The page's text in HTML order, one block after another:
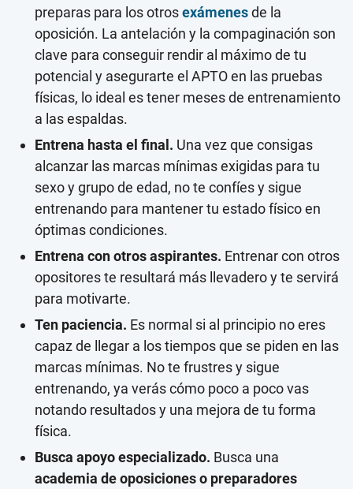
preparas para los otrosexámenesde la
oposición. La antelación y la compaginación son
clave para conseguir rendir al máximo de tu
potencial y asegurarte el APTO en las pruebas
físicas, lo ideal es tener meses de entrenamiento
a las espaldas.
Entrena hasta el final. Una vez que consigas
alcanzar las marcas mínimas exigidas para tu
sexo y grupo de edad, no te confíes y sigue
entrenando para mantener tu estado físico en
óptimas condiciones.
Entrena con otros aspirantes. Entrenar con otros
opositores te resultará más llevadero y te servirá
para motivarte.
Ten paciencia. Es normal si al principio no eres
capaz de llegar a los tiempos que se piden en las
marcas mínimas. No te frustres y sigue
entrenando, ya verás cómo poco a poco vas
notando resultados y una mejora de tu forma
física.
Busca apoyo especializado. Busca una
academia de oposiciones o preparadores